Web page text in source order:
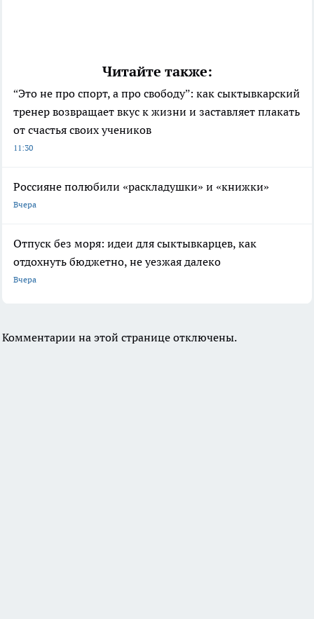
Читайте также:
“Это не про спорт, а про свободу”: как сыктывкарский
тренер возвращает вкус к жизни и заставляет плакать
от счастья своих учеников
11:30
Россияне полюбили «раскладушки» и «книжки»
Вчера
Отпуск без моря: идеи для сыктывкарцев, как
отдохнуть бюджетно, не уезжая далеко
Вчера
Комментарии на этой странице отключены.